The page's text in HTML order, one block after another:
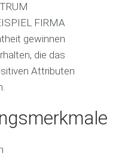
FIRMA
gewinnen
die das
Attributen